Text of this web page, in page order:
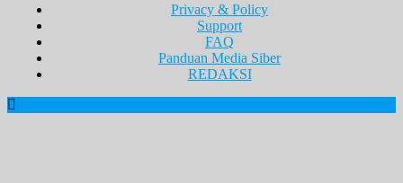
Privacy & Policy
Support
FAQ
Panduan Media Siber
REDAKSI